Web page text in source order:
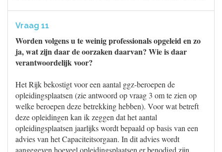
Vraag 11
Worden volgens u te weinig professionals opgeleid en zo
ja, wat zijn daar de oorzaken daarvan? Wie is daar
verantwoordelijk voor?
Het Rijk bekostigt voor een aantal ggz-beroepen de
opleidingsplaatsen (zie antwoord op vraag 3 om te zien op
welke beroepen deze betrekking hebben). Voor wat betreft
deze opleidingen kan ik zeggen dat het aantal
opleidingsplaatsen jaarlijks wordt bepaald op basis van een
advies van het Capaciteitsorgaan. In dit advies wordt
aangegeven hoeveel opleidingsplaatsen er benodigd zijn,